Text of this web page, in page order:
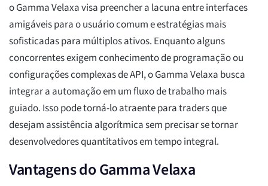
o Gamma Velaxa visa preencher a lacuna entre interfaces
amigáveis para o usuário comum e estratégias mais
sofisticadas para múltiplos ativos. Enquanto alguns
concorrentes exigem conhecimento de programação ou
configurações complexas de API, o Gamma Velaxa busca
integrar a automação em um fluxo de trabalho mais
guiado. Isso pode torná-lo atraente para traders que
desejam assistência algorítmica sem precisar se tornar
desenvolvedores quantitativos em tempo integral.
Vantagens do Gamma Velaxa